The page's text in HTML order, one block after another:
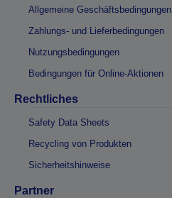
Allgemeine Geschäftsbedingungen
Zahlungs- und Lieferbedingungen
Nutzungsbedingungen
Bedingungen für Online-Aktionen
Rechtliches
Safety Data Sheets
Recycling von Produkten
Sicherheitshinweise
Partner